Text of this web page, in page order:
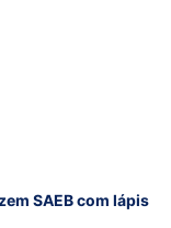
SAEB com lápis